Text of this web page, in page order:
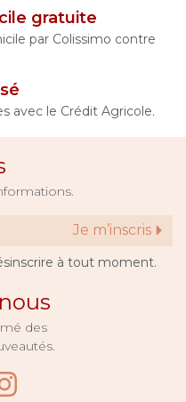
gratuite
par Colissimo contre
avec le Crédit Agricole.
Je m’inscris
à tout moment.
des